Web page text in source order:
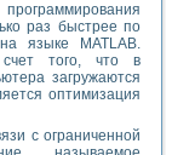
раз быстрее по
языке MATLAB.
счет того, что в
загружаются
оптимизация
с ограниченной